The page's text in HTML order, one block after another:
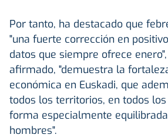
Por tanto, ha destacado que
"una fuerte corrección en
datos que siempre ofrece
afirmado, "demuestra la
económica en Euskadi, que
todos los territorios, en todos
forma especialmente
hombres".